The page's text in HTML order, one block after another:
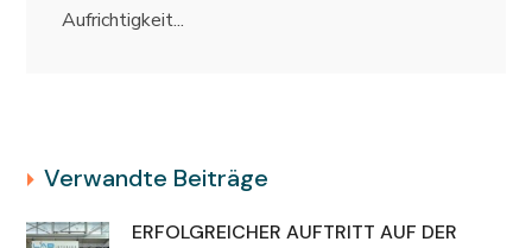
Aufrichtigkeit...
Verwandte Beiträge
ERFOLGREICHER AUFTRITT AUF DER